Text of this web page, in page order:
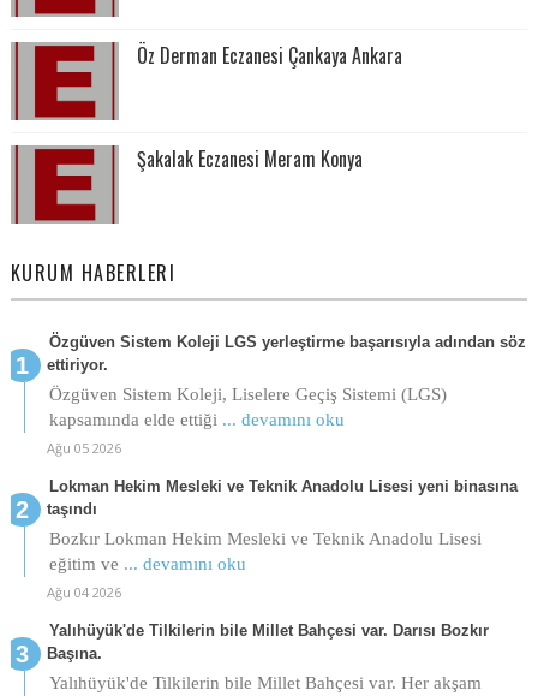
Öz Derman Eczanesi Çankaya Ankara
Şakalak Eczanesi Meram Konya
KURUM HABERLERI
Özgüven Sistem Koleji LGS yerleştirme başarısıyla adından söz
ettiriyor.
Özgüven Sistem Koleji, Liselere Geçiş Sistemi (LGS)
kapsamında elde ettiği ... devamını oku
Ağu 05 2026
Lokman Hekim Mesleki ve Teknik Anadolu Lisesi yeni binasına
taşındı
Bozkır Lokman Hekim Mesleki ve Teknik Anadolu Lisesi
eğitim ve ... devamını oku
Ağu 04 2026
Yalıhüyük'de Tilkilerin bile Millet Bahçesi var. Darısı Bozkır
Başına.
Yalıhüyük'de Tilkilerin bile Millet Bahçesi var. Her akşam